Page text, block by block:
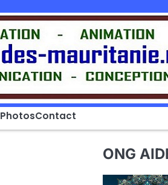
PhotosContact
ONG